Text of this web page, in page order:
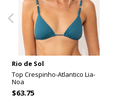
Rio de Sol
Top Crespinho-Atlantico Lia-
Noa
$63.75